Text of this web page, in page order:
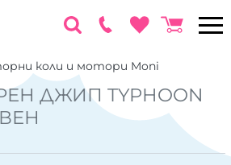
коли и мотори Moni
ДЖИП TYPHOON